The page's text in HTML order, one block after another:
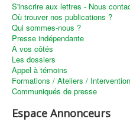
S'inscrire aux lettres - Nous
Où trouver nos publications ?
Qui sommes-nous ?
Presse indépendante
A vos côtés
Les dossiers
Appel à témoins
Formations / Ateliers /
Communiqués de presse
Espace Annonceurs